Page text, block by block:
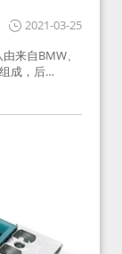
2021-03-25
来自BMW、
成，后
入
收音机天线连
连接器，被业